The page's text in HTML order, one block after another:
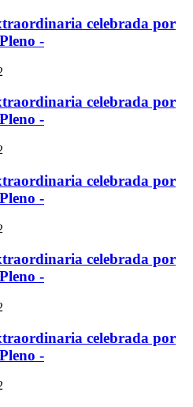
celebrada por
-
celebrada por
-
celebrada por
-
celebrada por
-
celebrada por
-